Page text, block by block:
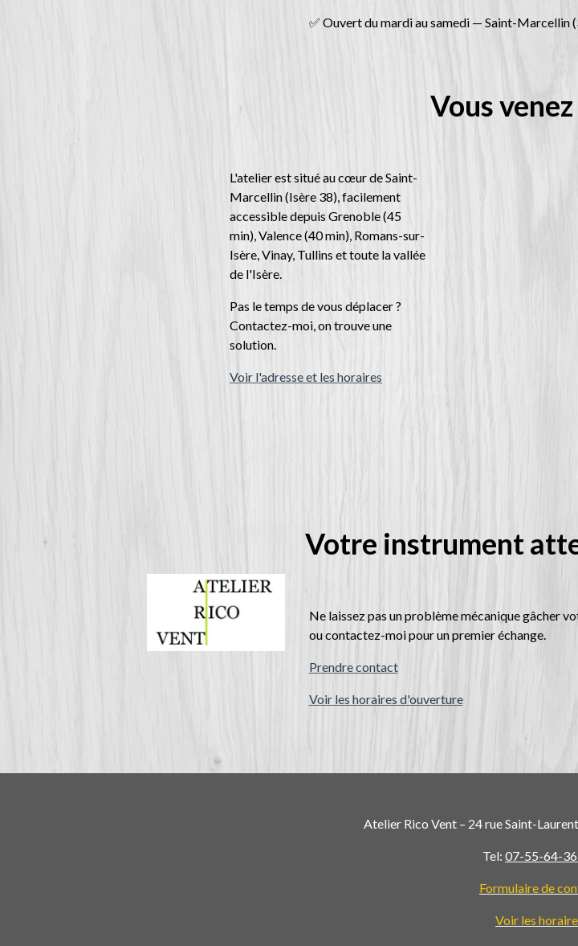
✅ Ouvert du mardi au samedi — Saint-Marcellin
Vous venez
L'atelier est situé au cœur de Saint-
Marcellin (Isère 38), facilement
accessible depuis Grenoble (45
min), Valence (40 min), Romans-sur-
Isère, Vinay, Tullins et toute la vallée
de l'Isère.
Pas le temps de vous déplacer ?
Contactez-moi, on trouve une
solution.
Voir l'adresse et les horaires
Votre instrument
Ne laissez pas un problème mécanique gâcher
ou contactez-moi pour un premier échange.
Prendre contact
Voir les horaires d'ouverture
Atelier Rico Vent – 24 rue Saint-
Tel: 07-55-64-
Formulaire de
Voir les